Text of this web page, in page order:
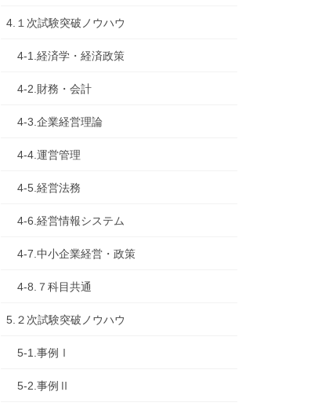
4.１次試験突破ノウハウ
4-1.経済学・経済政策
4-2.財務・会計
4-3.企業経営理論
4-4.運営管理
4-5.経営法務
4-6.経営情報システム
4-7.中小企業経営・政策
4-8.７科目共通
5.２次試験突破ノウハウ
5-1.事例Ⅰ
5-2.事例Ⅱ